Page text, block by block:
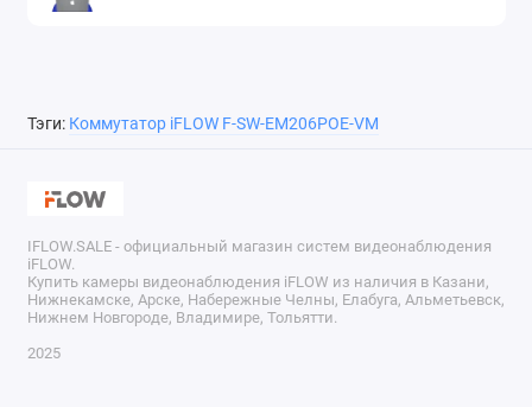
Тэги: Коммутатор iFLOW F-SW-EM206POE-VM
IFLOW.SALE - официальный магазин систем видеонаблюдения
iFLOW.
Купить камеры видеонаблюдения iFLOW из наличия в Казани,
Нижнекамске, Арске, Набережные Челны, Елабуга, Альметьевск,
Нижнем Новгороде, Владимире, Тольятти.
2025